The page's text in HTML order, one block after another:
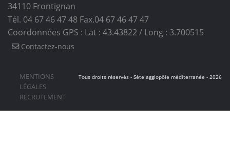
34110 Frontignan
Tél. 04 67 46 47 48 Fax.04 67 46 47 47
Coordonnées GPS : Lat : 43.43822 / Long : 3.700515
Contactez-nous
Tous droits réservés - Sète agglopôle méditerranée - 2026
MENTIONS
LÉGALES
RECRUTEMENT